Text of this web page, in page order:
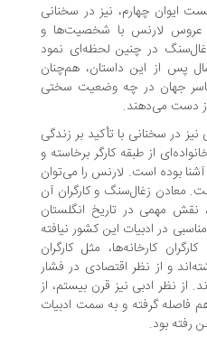
چهارم، نیز در سخنانی
لارنس با شخصیت‌ها و
در چنین لحظه‌ای نمود
این داستان، هم‌چنان
در چه وضعیت سختی
می‌دهند.
با تأکید بر زندگی
از طبقه کارگر برخاسته و
است. لارنس را می‌توان
زغال‌سنگ و کارگران آن
در تاریخ انگلستان
ادبیات این کشور نیافته
مثل کارگران
از نظر اقتصادی در فشار
ادبی نیز قرن بیستم، از
گرفته و به سمت ادبیات